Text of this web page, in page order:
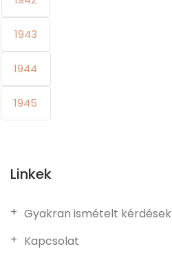
1943
1944
1945
Linkek
Gyakran ismételt kérdések
Kapcsolat